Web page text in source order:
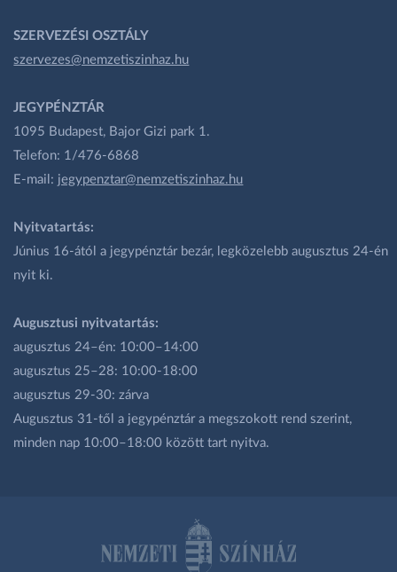
SZERVEZÉSI OSZTÁLY
szervezes@nemzetiszinhaz.hu
JEGYPÉNZTÁR
1095 Budapest, Bajor Gizi park 1.
Telefon: 1/476-6868
E-mail: jegypenztar@nemzetiszinhaz.hu
Nyitvatartás:
Június 16-ától a jegypénztár bezár, legközelebb augusztus 24-én
nyit ki.
Augusztusi nyitvatartás:
augusztus 24–én: 10:00–14:00
augusztus 25–28: 10:00-18:00
augusztus 29-30: zárva
Augusztus 31-től a jegypénztár a megszokott rend szerint,
minden nap 10:00–18:00 között tart nyitva.